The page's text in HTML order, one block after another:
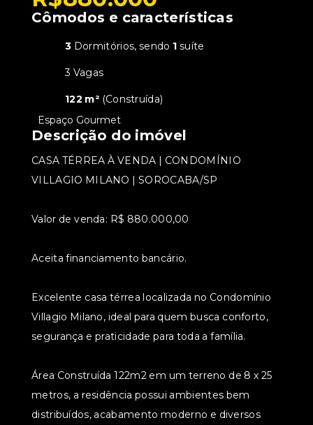
Cômodos e características
3 Dormitórios, sendo 1 suíte
3 Vagas
122 m² (Construída)
Espaço Gourmet
Descrição do imóvel
CASA TÉRREA À VENDA | CONDOMÍNIO
VILLAGIO MILANO | SOROCABA/SP
Valor de venda: R$ 880.000,00
Aceita financiamento bancário.
Excelente casa térrea localizada no Condomínio
Villagio Milano, ideal para quem busca conforto,
segurança e praticidade para toda a família.
Área Construída 122m2 em um terreno de 8 x 25
metros, a residência possui ambientes bem
distribuídos, acabamento moderno e diversos